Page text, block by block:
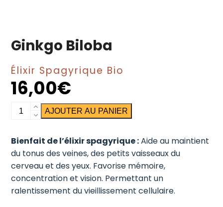
Ginkgo Biloba
Élixir Spagyrique Bio
16,00€
quantité
Biloba
AJOUTER AU PANIER
Bienfait de l’élixir spagyrique :Aide au maintient
du tonus des veines, des petits vaisseaux du
cerveau et des yeux. Favorise mémoire,
concentration et vision. Permettant un
ralentissement du vieillissement cellulaire.